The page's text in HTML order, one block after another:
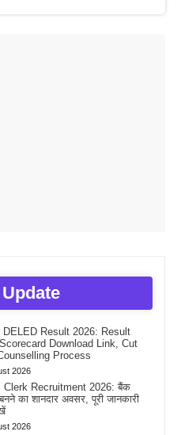
DELED Result 2026: Result
Download Link, Cut
Process
2026
Clerk Recruitment 2026: बैंक
का शानदार अवसर, पूरी जानकारी
2026